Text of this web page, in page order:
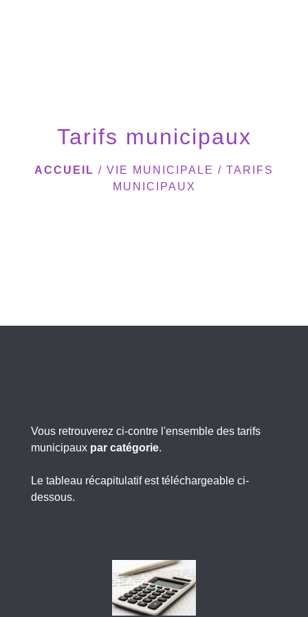
Tarifs municipaux
ACCUEIL / VIE MUNICIPALE / TARIFS
MUNICIPAUX
Vous retrouverez ci-contre l'ensemble des tarifs
municipaux par catégorie.
Le tableau récapitulatif est téléchargeable ci-
dessous.